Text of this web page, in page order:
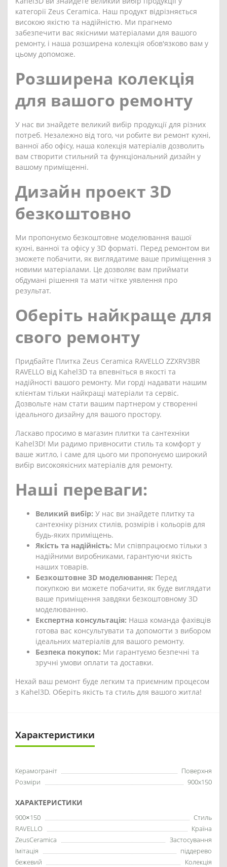
категорії Zeus Ceramica. Наш продукт відрізняється
високою якістю та надійністю. Ми прагнемо
забезпечити вас якісними матеріалами для вашого
ремонту, і наша розширена колекція обов'язково вам у
цьому допоможе.
Розширена колекція
для вашого ремонту
У нас ви знайдете великий вибір продукції для різних
потреб. Незалежно від того, чи робите ви ремонт кухні,
ванної або офісу, наша колекція матеріалів дозволить
вам створити стильний та функціональний дизайн у
вашому приміщенні.
Дизайн проект 3D
безкоштовно
Ми пропонуємо безкоштовне моделювання вашої
кухні, ванної та офісу у 3D форматі. Перед ремонтом ви
зможете побачити, як виглядатиме ваше приміщення з
новими матеріалами. Це дозволяє вам приймати
обдумані рішення та мати чітке уявлення про
результат.
Оберіть найкраще для
свого ремонту
Придбайте Плитка Zeus Ceramica RAVELLO ZZXRV3BR
RAVELLO від Kahel3D та впевніться в якості та
надійності вашого ремонту. Ми горді надавати нашим
клієнтам тільки найкращі матеріали та сервіс.
Дозвольте нам стати вашим партнером у створенні
ідеального дизайну для вашого простору.
Ласкаво просимо в магазин плитки та сантехніки
Kahel3D! Ми радимо привносити стиль та комфорт у
ваше житло, і саме для цього ми пропонуємо широкий
вибір високоякісних матеріалів для ремонту.
Наші переваги:
Великий вибір: У нас ви знайдете плитку та
сантехніку різних стилів, розмірів і кольорів для
будь-яких приміщень.
Якість та надійність: Ми співпрацюємо тільки з
надійними виробниками, гарантуючи якість
наших товарів.
Безкоштовне 3D моделювання: Перед
покупкою ви можете побачити, як буде виглядати
ваше приміщення завдяки безкоштовному 3D
моделюванню.
Експертна консультація: Наша команда фахівців
готова вас консультувати та допомогти з вибором
ідеальних матеріалів для вашого ремонту.
Безпека покупок: Ми гарантуємо безпечні та
зручні умови оплати та доставки.
Нехай ваш ремонт буде легким та приємним процесом
з Kahel3D. Оберіть якість та стиль для вашого житла!
Характеристики
Керамограніт
Поверхня
Розміри
900x150
ХАРАКТЕРИСТИКИ
900×150
Стиль
RAVELLO
Країна
ZeusCeramica
Застосування
Імітація
піддерево
бежевий
Колекція